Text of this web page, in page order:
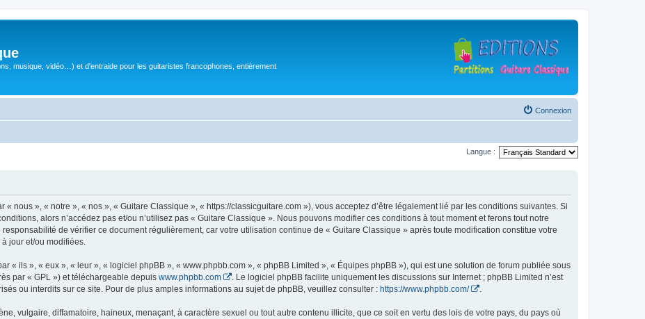
musique, vidéo…) et d'entraide pour les guitaristes francophones, entièrement
Connexion
Langue :
nous », « notre », « nos », « Guitare Classique », « https://classicguitare.com »), vous acceptez d’être légalement lié par les conditions suivantes. Si
alors n’accédez pas et/ou n’utilisez pas « Guitare Classique ». Nous pouvons modifier ces conditions à tout moment et ferons tout notre
de vérifier ce document régulièrement, car votre utilisation continue de « Guitare Classique » après toute modification constitue votre
jour et/ou modifiées.
« ils », « eux », « leur », « logiciel phpBB », « www.phpbb.com », « phpBB Limited », « Équipes phpBB »), qui est une solution de forum publiée sous
par « GPL ») et téléchargeable depuis www.phpbb.com
. Le logiciel phpBB facilite uniquement les discussions sur Internet ; phpBB Limited n’est
ou interdits sur ce site. Pour de plus amples informations au sujet de phpBB, veuillez consulter : https://www.phpbb.com/ .
vulgaire, diffamatoire, haineux, menaçant, à caractère sexuel ou tout autre contenu illicite, que ce soit en vertu des lois de votre pays, du pays où